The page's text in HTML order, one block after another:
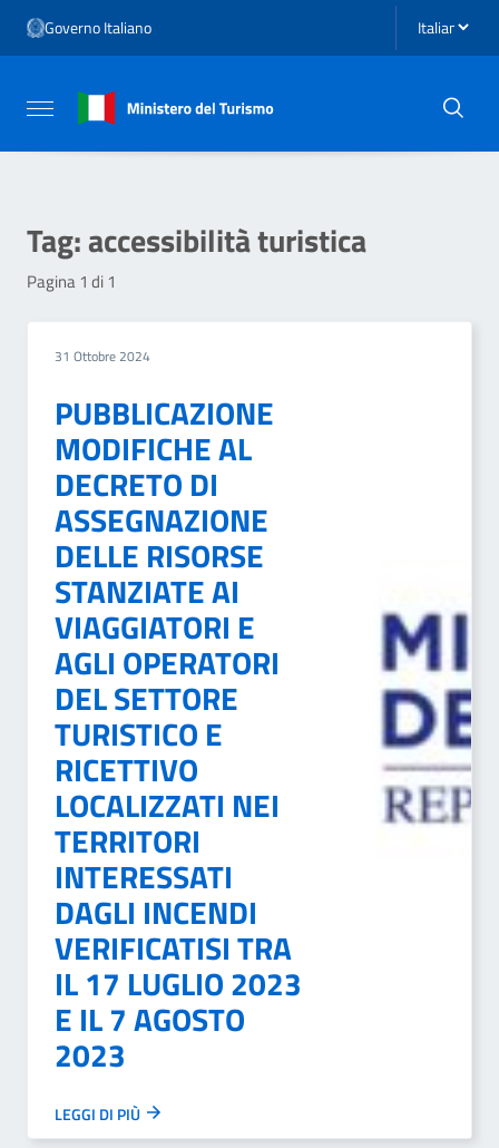
Vai al menu di navigazione
Vai al footer
Governo Italiano Seleziona
Attiva / disattiva la navigazione
Tag:accessibilità turistica
Pagina 1 di 1
31 Ottobre 2024
PUBBLICAZIONE
MODIFICHE AL
DECRETO DI
ASSEGNAZIONE
DELLE RISORSE
STANZIATE AI
VIAGGIATORI E
AGLI OPERATORI
DEL SETTORE
TURISTICO E
RICETTIVO
LOCALIZZATI NEI
TERRITORI
INTERESSATI
DAGLI INCENDI
VERIFICATISI TRA
IL 17 LUGLIO 2023
E IL 7 AGOSTO
2023
LEGGI DI PIÙ